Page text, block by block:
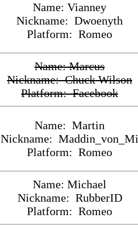
Name: Vianney
Nickname: Dwoenyth
Platform: Romeo
Name: Marcus
Nickname: Chuck Wilson
Platform: Facebook
Name: Martin
Nickname: Maddin_von_Mi
Platform: Romeo
Name: Michael
Nickname: RubberID
Platform: Romeo